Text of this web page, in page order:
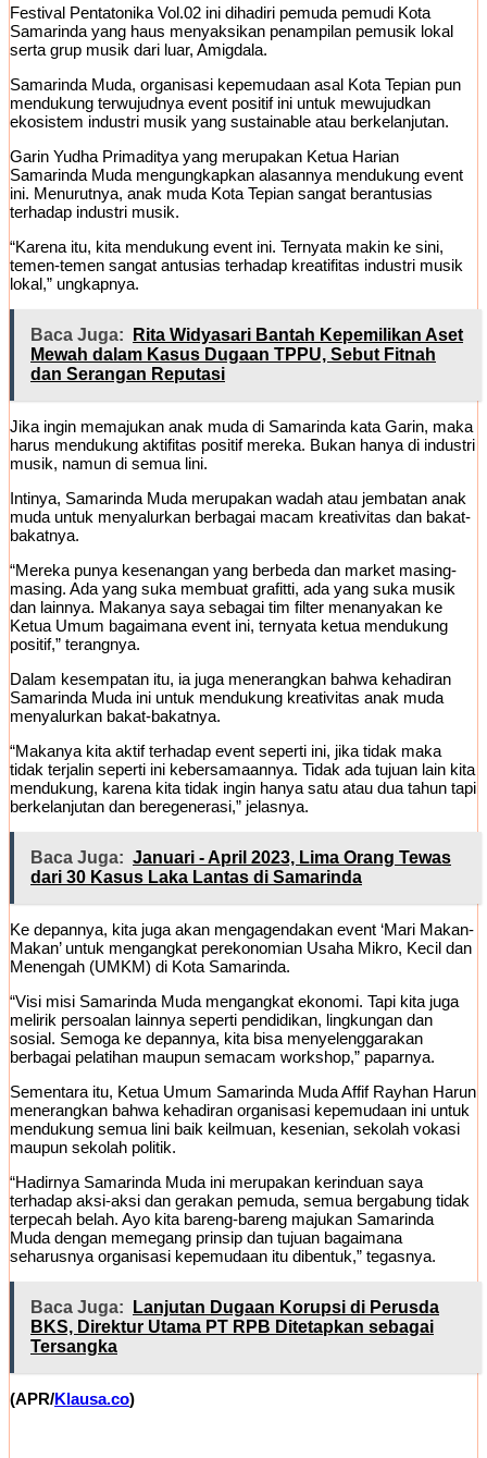
Festival Pentatonika Vol.02 ini dihadiri pemuda pemudi Kota
Samarinda yang haus menyaksikan penampilan pemusik lokal
serta grup musik dari luar, Amigdala.
Samarinda Muda, organisasi kepemudaan asal Kota Tepian pun
mendukung terwujudnya event positif ini untuk mewujudkan
ekosistem industri musik yang sustainable atau berkelanjutan.
Garin Yudha Primaditya yang merupakan Ketua Harian
Samarinda Muda mengungkapkan alasannya mendukung event
ini. Menurutnya, anak muda Kota Tepian sangat berantusias
terhadap industri musik.
“Karena itu, kita mendukung event ini. Ternyata makin ke sini,
temen-temen sangat antusias terhadap kreatifitas industri musik
lokal,” ungkapnya.
Baca Juga:
Rita Widyasari Bantah Kepemilikan Aset
Mewah dalam Kasus Dugaan TPPU, Sebut Fitnah
dan Serangan Reputasi
Jika ingin memajukan anak muda di Samarinda kata Garin, maka
harus mendukung aktifitas positif mereka. Bukan hanya di industri
musik, namun di semua lini.
Intinya, Samarinda Muda merupakan wadah atau jembatan anak
muda untuk menyalurkan berbagai macam kreativitas dan bakat-
bakatnya.
“Mereka punya kesenangan yang berbeda dan market masing-
masing. Ada yang suka membuat grafitti, ada yang suka musik
dan lainnya. Makanya saya sebagai tim filter menanyakan ke
Ketua Umum bagaimana event ini, ternyata ketua mendukung
positif,” terangnya.
Dalam kesempatan itu, ia juga menerangkan bahwa kehadiran
Samarinda Muda ini untuk mendukung kreativitas anak muda
menyalurkan bakat-bakatnya.
“Makanya kita aktif terhadap event seperti ini, jika tidak maka
tidak terjalin seperti ini kebersamaannya. Tidak ada tujuan lain kita
mendukung, karena kita tidak ingin hanya satu atau dua tahun tapi
berkelanjutan dan beregenerasi,” jelasnya.
Baca Juga: Januari - April 2023, Lima Orang Tewas
dari 30 Kasus Laka Lantas di Samarinda
Ke depannya, kita juga akan mengagendakan event ‘Mari Makan-
Makan’ untuk mengangkat perekonomian Usaha Mikro, Kecil dan
Menengah (UMKM) di Kota Samarinda.
“Visi misi Samarinda Muda mengangkat ekonomi. Tapi kita juga
melirik persoalan lainnya seperti pendidikan, lingkungan dan
sosial. Semoga ke depannya, kita bisa menyelenggarakan
berbagai pelatihan maupun semacam workshop,” paparnya.
Sementara itu, Ketua Umum Samarinda Muda Affif Rayhan Harun
menerangkan bahwa kehadiran organisasi kepemudaan ini untuk
mendukung semua lini baik keilmuan, kesenian, sekolah vokasi
maupun sekolah politik.
“Hadirnya Samarinda Muda ini merupakan kerinduan saya
terhadap aksi-aksi dan gerakan pemuda, semua bergabung tidak
terpecah belah. Ayo kita bareng-bareng majukan Samarinda
Muda dengan memegang prinsip dan tujuan bagaimana
seharusnya organisasi kepemudaan itu dibentuk,” tegasnya.
Baca Juga:
Lanjutan Dugaan Korupsi di Perusda
BKS, Direktur Utama PT RPB Ditetapkan sebagai
Tersangka
(APR/Klausa.co)